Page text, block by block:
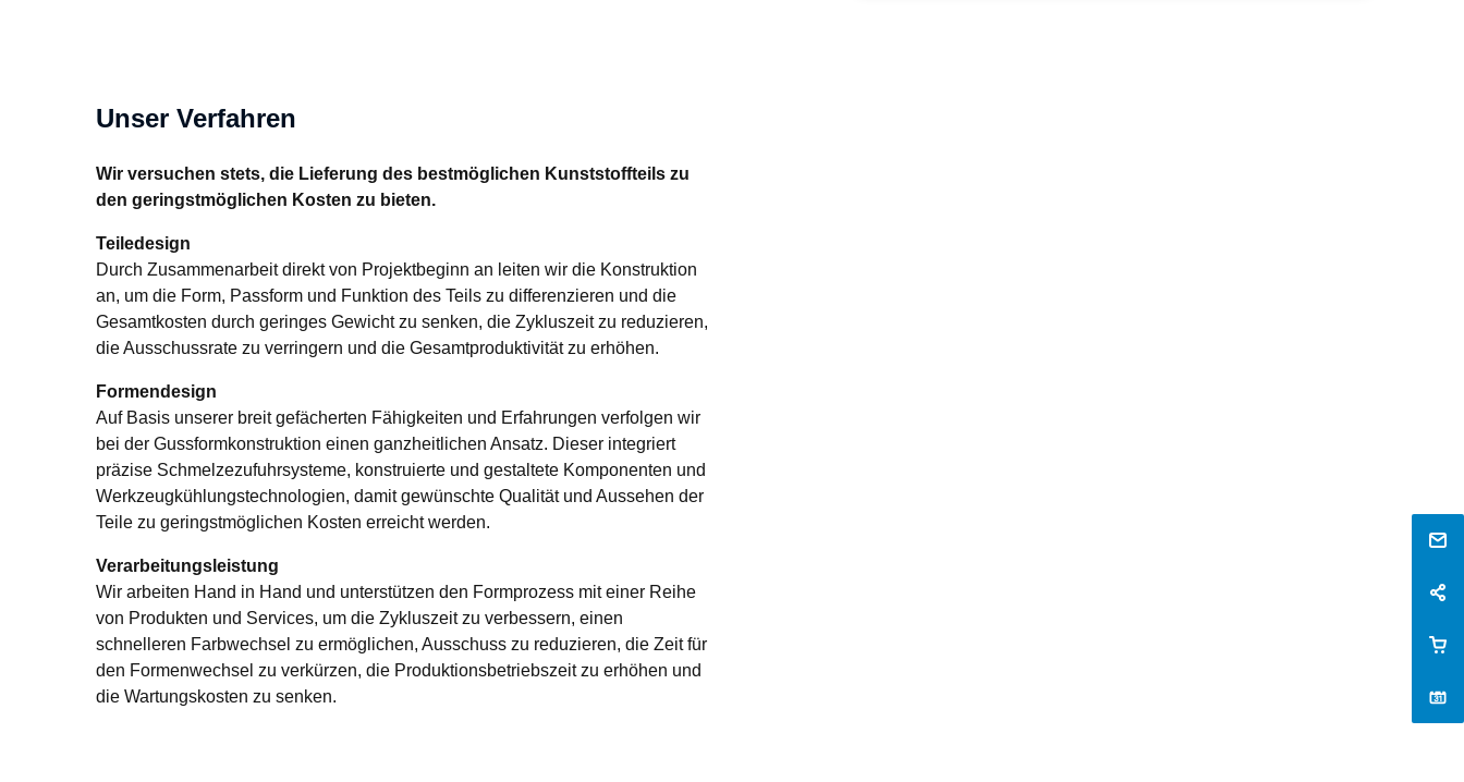
Unser Verfahren
Wir versuchen stets, die Lieferung des bestmöglichen Kunststoffteils zu
den geringstmöglichen Kosten zu bieten.
Teiledesign
Durch Zusammenarbeit direkt von Projektbeginn an leiten wir die Konstruktion
an, um die Form, Passform und Funktion des Teils zu differenzieren und die
Gesamtkosten durch geringes Gewicht zu senken, die Zykluszeit zu reduzieren,
die Ausschussrate zu verringern und die Gesamtproduktivität zu erhöhen.
Formendesign
Auf Basis unserer breit gefächerten Fähigkeiten und Erfahrungen verfolgen wir
bei der Gussformkonstruktion einen ganzheitlichen Ansatz. Dieser integriert
präzise Schmelzezufuhrsysteme, konstruierte und gestaltete Komponenten und
Werkzeugkühlungstechnologien, damit gewünschte Qualität und Aussehen der
Teile zu geringstmöglichen Kosten erreicht werden.
Verarbeitungsleistung
Wir arbeiten Hand in Hand und unterstützen den Formprozess mit einer Reihe
von Produkten und Services, um die Zykluszeit zu verbessern, einen
schnelleren Farbwechsel zu ermöglichen, Ausschuss zu reduzieren, die Zeit für
den Formenwechsel zu verkürzen, die Produktionsbetriebszeit zu erhöhen und
die Wartungskosten zu senken.